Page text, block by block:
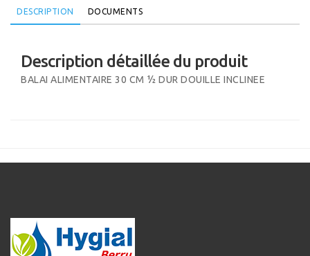
DESCRIPTION DOCUMENTS
Description détaillée du produit
BALAI ALIMENTAIRE 30 CM ½ DUR DOUILLE INCLINEE